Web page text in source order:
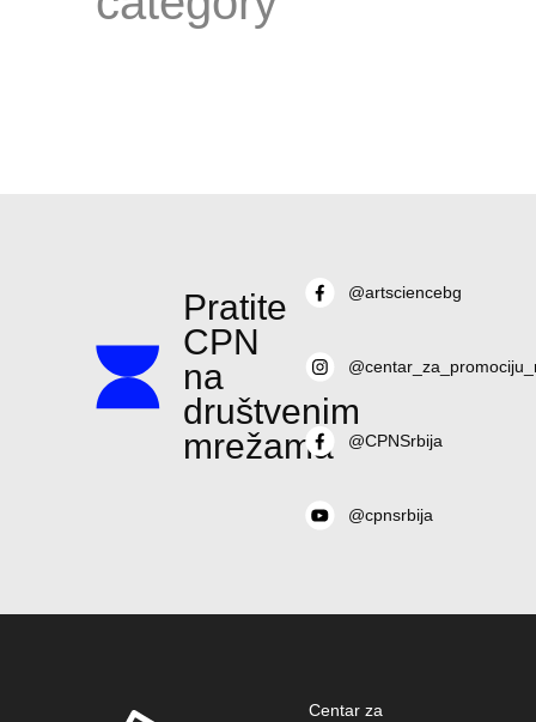
Pratite
CPN
na
društvenim
mrežama
@artsciencebg
@CPNSrbija
@cpnsrbija
Centar za